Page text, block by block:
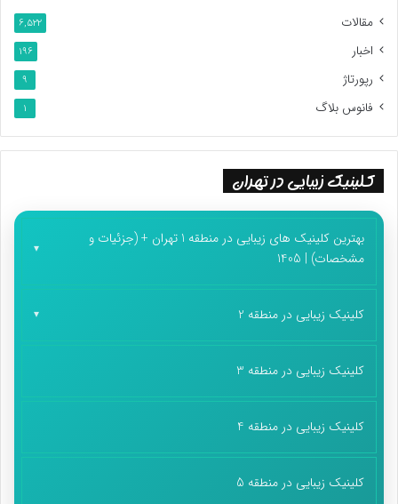
مقالات 6,522
اخبار 196
رپورتاژ 9
فانوس بلاگ 1
کلینیک زیبایی در تهران
بهترین کلینیک های زیبایی در منطقه 1 تهران + (جزئیات و
مشخصات) | 1405
کلینیک زیبایی در منطقه 2
کلینیک زیبایی در منطقه 3
کلینیک زیبایی در منطقه 4
کلینیک زیبایی در منطقه 5